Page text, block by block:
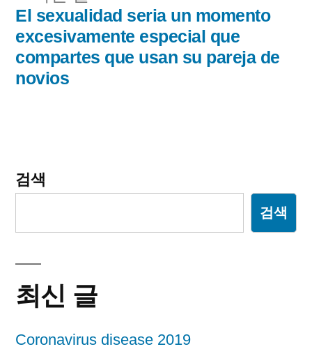
게
이
션
전
글:
El sexualidad seri­a un momento
excesivamente especial que
compartes que usan su pareja de
novios
검색
검색
최신 글
Coronavirus disease 2019